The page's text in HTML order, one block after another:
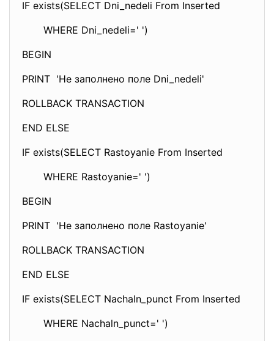
IF exists(SELECT Dni_nedeli From Inserted
WHERE Dni_nedeli=' ')
BEGIN
PRINT 'Не заполнено поле Dni_nedeli'
ROLLBACK TRANSACTION
END ELSE
IF exists(SELECT Rastoyanie From Inserted
WHERE Rastoyanie=' ')
BEGIN
PRINT 'Не заполнено поле Rastoyanie'
ROLLBACK TRANSACTION
END ELSE
IF exists(SELECT Nachaln_punct From Inserted
WHERE Nachaln_punct=' ')